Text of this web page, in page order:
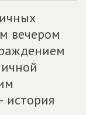
вечером
история